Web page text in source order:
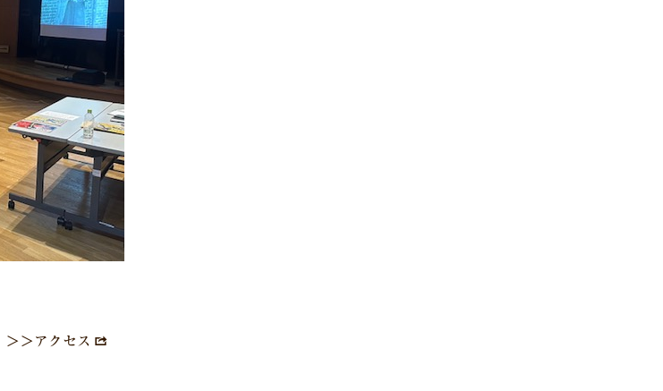
＞＞アクセス